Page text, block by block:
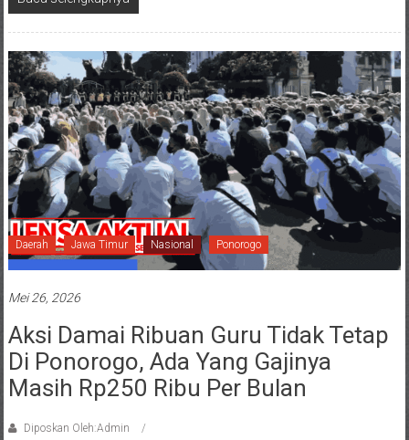
Daerah Jawa Timur Nasional Ponorogo
Mei 26, 2026
Aksi Damai Ribuan Guru Tidak Tetap
Di Ponorogo, Ada Yang Gajinya
Masih Rp250 Ribu Per Bulan
Diposkan Oleh:Admin